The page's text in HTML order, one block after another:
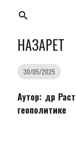
search
НАЗАРЕТ
30/05/2025
Аутор: др
геополитике